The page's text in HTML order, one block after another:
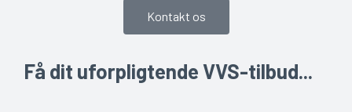
Kontakt os
Få dit uforpligtende VVS-tilbud...